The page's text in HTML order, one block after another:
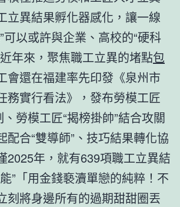
立異結果孵化器感化，讓一線
可以或許與企業、高校的“硬科
年來，聚焦職工立異的堵點包
會還在福建率先印發《泉州市
務實行看法》，發布勞模工匠
、勞模工匠“揭榜掛帥”結合攻關
配合“雙導師”、技巧結果轉化協
2025年，就有639項職工立異結
”「用金錢褻瀆單戀的純粹！不
刻將身邊所有的過期甜甜圈丟